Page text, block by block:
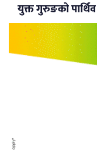
युक्त गुरुङको